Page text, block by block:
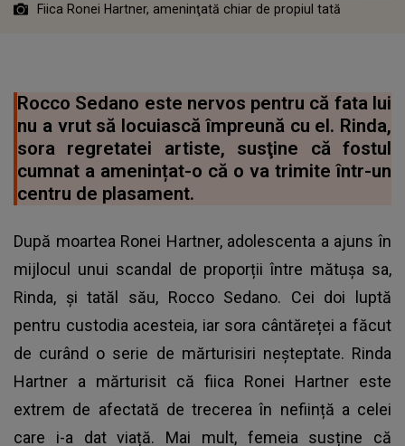
Fiica Ronei Hartner, ameninţată chiar de propiul tată
Rocco Sedano este nervos pentru că fata lui
nu a vrut să locuiască împreună cu el. Rinda,
sora regretatei artiste, susţine că fostul
cumnat a amenințat-o că o va trimite într-un
centru de plasament.
După moartea Ronei Hartner, adolescenta a ajuns în
mijlocul unui scandal de proporții între mătușa sa,
Rinda, și tatăl său, Rocco Sedano. Cei doi luptă
pentru custodia acesteia, iar sora cântăreței a făcut
de curând o serie de mărturisiri neșteptate. Rinda
Hartner a mărturisit că fiica Ronei Hartner este
extrem de afectată de trecerea în neființă a celei
care i-a dat viață. Mai mult, femeia susține că